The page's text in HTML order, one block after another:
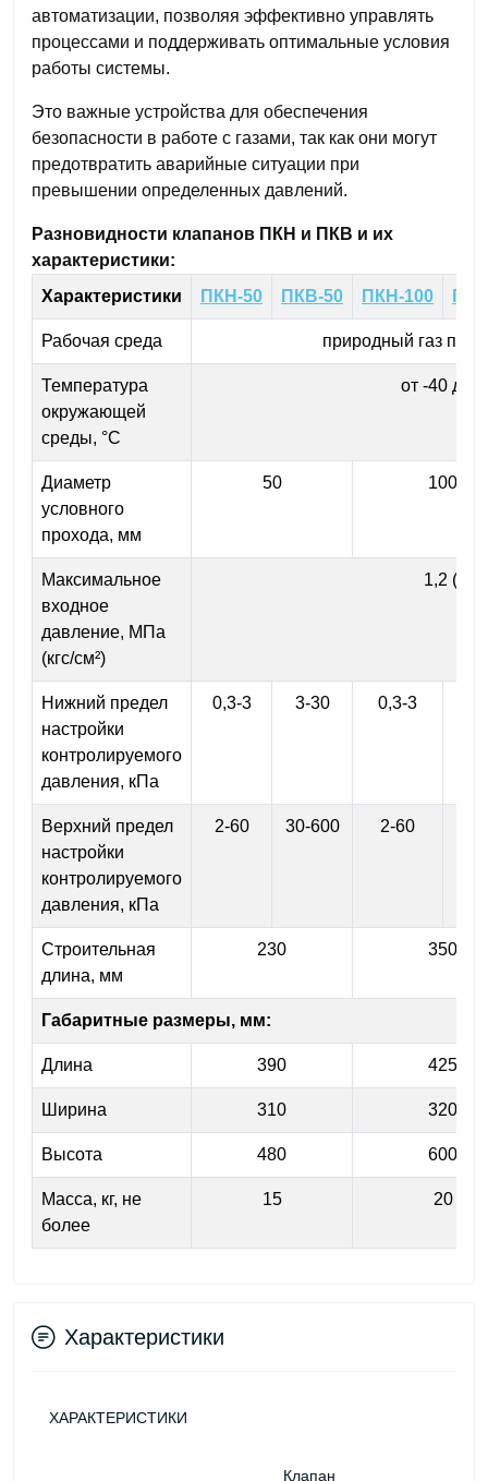
автоматизации, позволяя эффективно управлять
процессами и поддерживать оптимальные условия
работы системы.
Это важные устройства для обеспечения
безопасности в работе с газами, так как они могут
предотвратить аварийные ситуации при
превышении определенных давлений.
Разновидности клапанов ПКН и ПКВ и их
характеристики:
Характеристики
ПКН-50 ПКВ-50 ПКН-100
Рабочая среда природный газ по
Температура
окружающей
среды, °C
от -40 до
Диаметр
условного
прохода, мм
50 100
Максимальное
входное
давление, МПа
(кгс/см²)
1,2 (12)
Нижний предел
настройки
контролируемого
давления, кПа
0,3-3 3-30 0,3-3
Верхний предел
настройки
контролируемого
давления, кПа
2-60 30-600 2-60
Строительная
длина, мм
230 350
Габаритные размеры, мм:
Длина 390 425
Ширина 310 320
Высота 480 600
Масса, кг, не
более
15 20
Характеристики
ХАРАКТЕРИСТИКИ
Клапан